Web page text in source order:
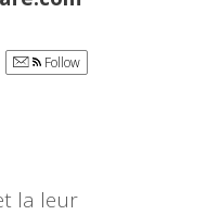
Follow
la leur